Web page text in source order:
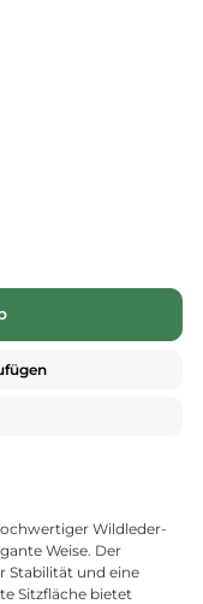
Wildleder-
Weise. Der
Stabilität und eine
Sitzfläche bietet